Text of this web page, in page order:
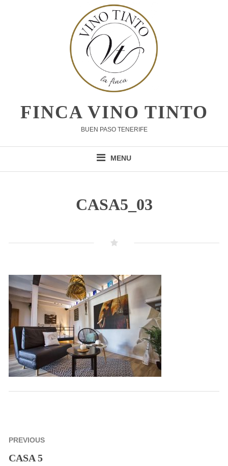
FINCA VINO TINTO
BUEN PASO TENERIFE
MENU
CASA5_03
Beitragsnavigation
PREVIOUS
Previous
CASA 5